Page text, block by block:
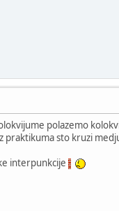
polazemo
praktikuma sto kruzi
interpunkcije